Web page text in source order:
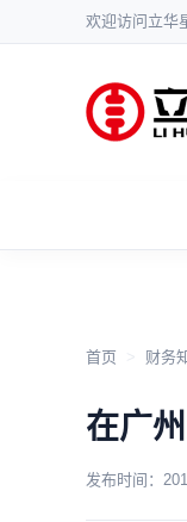
欢迎访问立华
首页 财务
在广
发布时间：